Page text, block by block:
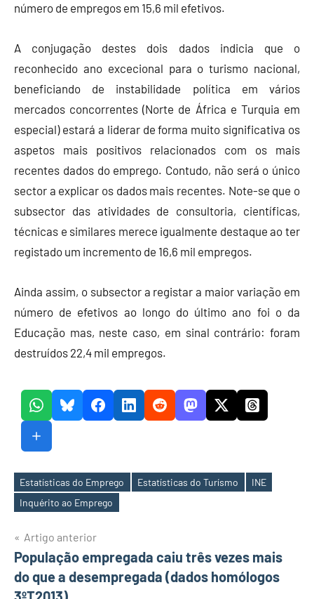
número de empregos em 15,6 mil efetivos.
A conjugação destes dois dados indicia que o
reconhecido ano excecional para o turismo nacional,
beneficiando de instabilidade política em vários
mercados concorrentes (Norte de África e Turquia em
especial) estará a liderar de forma muito significativa os
aspetos mais positivos relacionados com os mais
recentes dados do emprego. Contudo, não será o único
sector a explicar os dados mais recentes. Note-se que o
subsector das atividades de consultoria, científicas,
técnicas e similares merece igualmente destaque ao ter
registado um incremento de 16,6 mil empregos.
Ainda assim, o subsector a registar a maior variação em
número de efetivos ao longo do último ano foi o da
Educação mas, neste caso, em sinal contrário: foram
destruídos 22,4 mil empregos.
Etiquetas
Estatísticas do Emprego Estatísticas do Turísmo
INE
Inquérito ao Emprego
Navegação
de
Artigo anterior
População empregada caiu três vezes mais
do que a desempregada (dados homólogos